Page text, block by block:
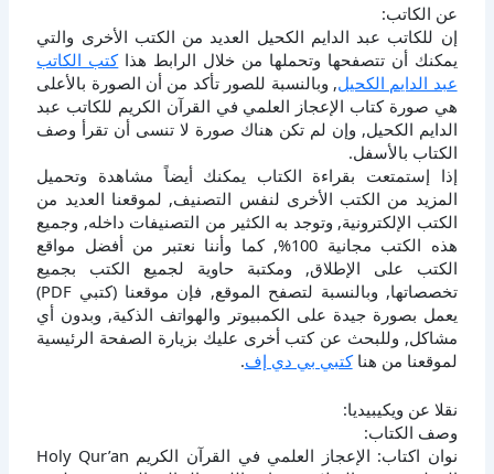
عن الكاتب:
إن للكاتب عبد الدايم الكحيل العديد من الكتب الأخرى والتي
يمكنك أن تتصفحها وتحملها من خلال الرابط هذاكتب الكاتب
عبد الدايم الكحيل, وبالنسبة للصور تأكد من أن الصورة بالأعلى
هي صورة كتاب الإعجاز العلمي في القرآن الكريم للكاتب عبد
الدايم الكحيل, وإن لم تكن هناك صورة لا تنسى أن تقرأ وصف
الكتاب بالأسفل.
إذا إستمتعت بقراءة الكتاب يمكنك أيضاً مشاهدة وتحميل
المزيد من الكتب الأخرى لنفس التصنيف, لموقعنا العديد من
الكتب الإلكترونية, وتوجد به الكثير من التصنيفات داخله, وجميع
هذه الكتب مجانية 100%, كما وأننا نعتبر من أفضل مواقع
الكتب على الإطلاق, ومكتبة حاوية لجميع الكتب بجميع
تخصصاتها, وبالنسبة لتصفح الموقع, فإن موقعنا (كتبي PDF)
يعمل بصورة جيدة على الكمبيوتر والهواتف الذكية, وبدون أي
مشاكل, وللبحث عن كتب أخرى عليك بزيارة الصفحة الرئيسية
لموقعنا من هناكتبي بي دي إف.
نقلا عن ويكيبيديا:
وصف الكتاب:
نوان اكتاب: الإعجاز العلمي في القرآن الكريم Holy Qur’an